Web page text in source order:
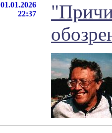
01.01.2026
22:37